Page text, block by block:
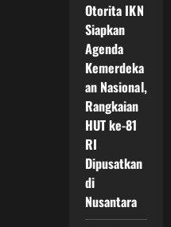
Otorita IKN
Siapkan
Agenda
Kemerdeka
an Nasional,
Rangkaian
HUT ke-81
RI
Dipusatkan
di
Nusantara